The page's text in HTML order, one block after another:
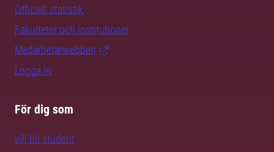
Officiell statistik
Fakulteter och institutioner
Medarbetarwebben
Logga in
För dig som
vill bli student